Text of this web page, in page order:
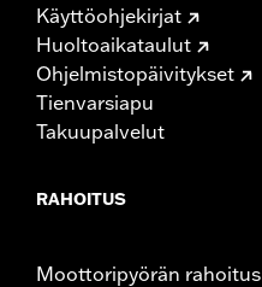
Käyttöohjekirjat
Huoltoaikataulut
Ohjelmistopäivitykset
Tienvarsiapu
Takuupalvelut
RAHOITUS
Moottoripyörän rahoitus